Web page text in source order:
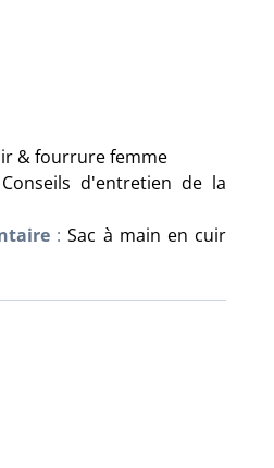
& fourrure femme
Conseils d'entretien de la
:Sac à main en cuir